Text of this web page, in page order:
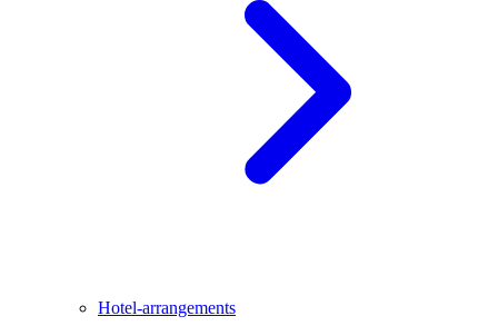
Hotel-arrangements